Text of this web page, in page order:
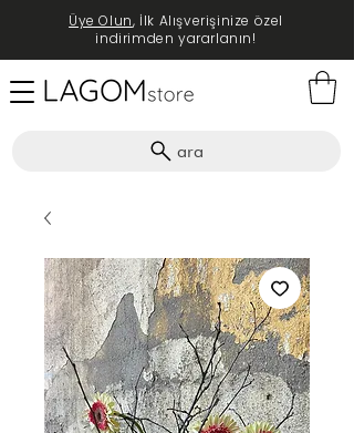
ara
Üye Olun, İlk Alışverişinize özel
indirimden yararlanın!